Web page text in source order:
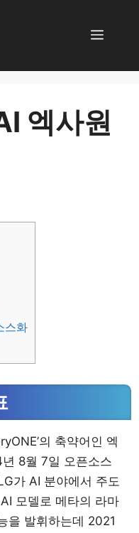
메
엑사원
스화
의 축약어인 엑
8월 7일 오픈소스
가 AI 분야에서 주도
모델로 메타의 라마
을 발휘하는데 2021